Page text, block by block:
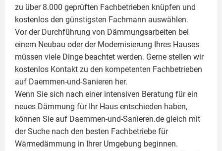
zu über 8.000 geprüften Fachbetrieben knüpfen und
kostenlos den günstigsten Fachmann auswählen.
Vor der Durchführung von Dämmungsarbeiten bei
einem Neubau oder der Modernisierung Ihres Hauses
müssen viele Dinge beachtet werden. Gerne stellen wir
kostenlos Kontakt zu den kompetenten Fachbetrieben
auf Daemmen-und-Sanieren her.
Wenn Sie sich nach einer intensiven Beratung für ein
neues Dämmung für Ihr Haus entschieden haben,
können Sie auf Daemmen-und-Sanieren.de gleich mit
der Suche nach den besten Fachbetriebe für
Wärmedämmung in Ihrer Umgebung beginnen.